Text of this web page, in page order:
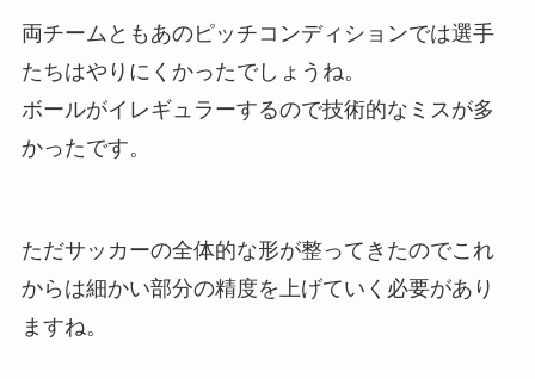
両チームともあのピッチコンディションでは選手
たちはやりにくかったでしょうね。
ボールがイレギュラーするので技術的なミスが多
かったです。
ただサッカーの全体的な形が整ってきたのでこれ
からは細かい部分の精度を上げていく必要があり
ますね。